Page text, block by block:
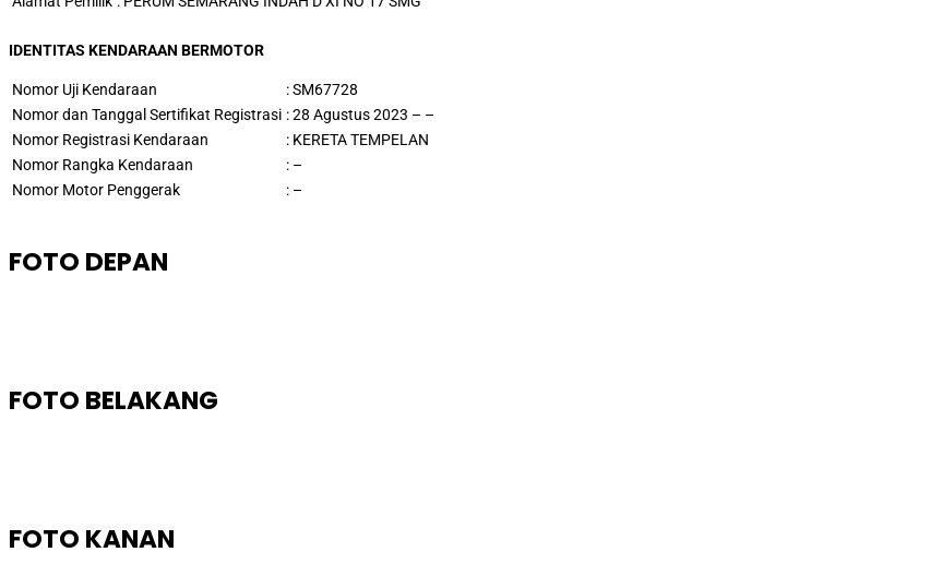
IDENTITAS KENDARAAN BERMOTOR
Nomor Uji Kendaraan :SM67728
Nomor dan Tanggal Sertifikat Registrasi : 28 Agustus 2023 – –
Nomor Registrasi Kendaraan
: KERETA TEMPELAN
Nomor Rangka Kendaraan
: –
Nomor Motor Penggerak
: –
FOTO DEPAN
FOTO BELAKANG
FOTO KANAN